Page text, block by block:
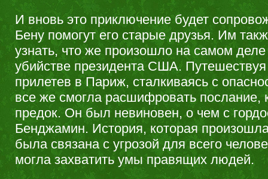
И вновь это приключение будет
Бену помогут его старые друзья. Им
узнать, что же произошло на самом деле
убийстве президента США.
прилетев в Париж, сталкиваясь с
все же смогла расшифровать послание,
предок. Он был невиновен, о чем с
Бенджамин. История, которая
была связана с угрозой для всего
могла захватить умы правящих людей.